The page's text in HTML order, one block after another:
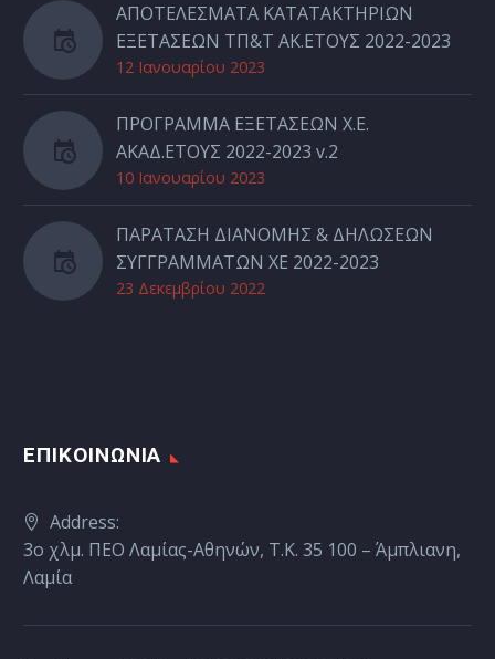
ΑΠΟΤΕΛΕΣΜΑΤΑ ΚΑΤΑΤΑΚΤΗΡΙΩΝ
ΕΞΕΤΑΣΕΩΝ ΤΠ&Τ ΑΚ.ΕΤΟΥΣ 2022-2023
12 Ιανουαρίου 2023
ΠΡΟΓΡΑΜΜΑ ΕΞΕΤΑΣΕΩΝ Χ.Ε.
ΑΚΑΔ.ΕΤΟΥΣ 2022-2023 v.2
10 Ιανουαρίου 2023
ΠΑΡΑΤΑΣΗ ΔΙΑΝΟΜΗΣ & ΔΗΛΩΣΕΩΝ
ΣΥΓΓΡΑΜΜΑΤΩΝ ΧΕ 2022-2023
23 Δεκεμβρίου 2022
ΕΠΙΚΟΙΝΩΝΙΑ
Address:
3ο χλμ. ΠΕΟ Λαμίας-Αθηνών, Τ.Κ. 35 100 – Άμπλιανη,
Λαμία